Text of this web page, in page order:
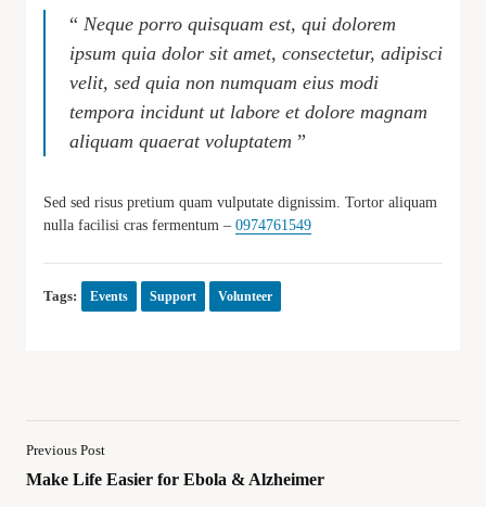
“ Neque porro quisquam est, qui dolorem
ipsum quia dolor sit amet, consectetur, adipisci
velit, sed quia non numquam eius modi
tempora incidunt ut labore et dolore magnam
aliquam quaerat voluptatem ”
Sed sed risus pretium quam vulputate dignissim. Tortor aliquam
nulla facilisi cras fermentum – 0974761549
Tags: Events Support Volunteer
Previous Post
Make Life Easier for Ebola & Alzheimer